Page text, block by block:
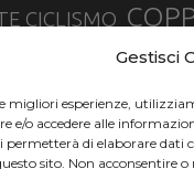
Gestisci
migliori esperienze,
e/o accedere alle
permetterà di elaborare
sito. Non acconsentire
CICLISMO
FABIO
HERVÉ
LUCA BRAIDOT